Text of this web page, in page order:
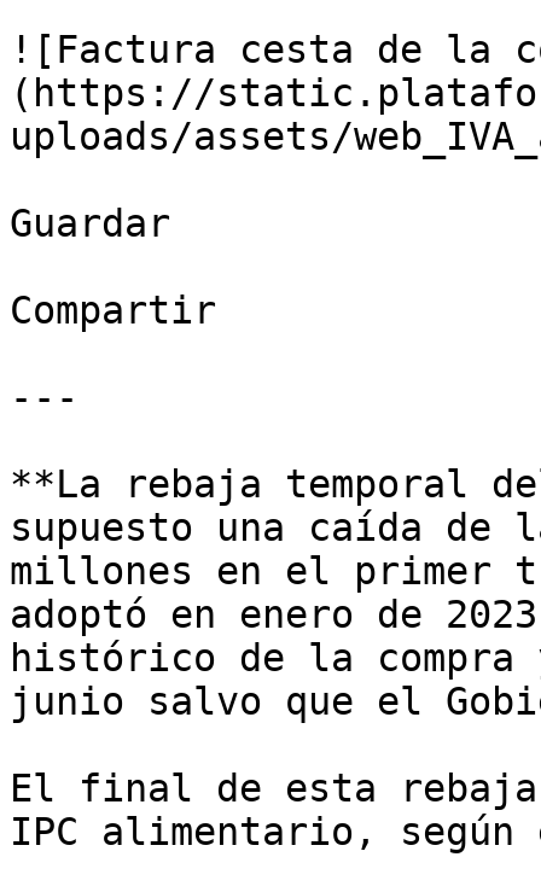
![Factura cesta de la
(https://
uploads/assets/
Guardar
Compartir
---
**La rebaja temporal
supuesto una caída de
millones en el primer
adoptó en enero de
histórico de la compra
junio salvo que el
El final de esta rebaja
IPC alimentario,